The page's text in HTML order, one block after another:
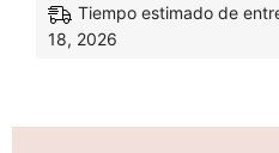
Tiempo estimado de
18, 2026